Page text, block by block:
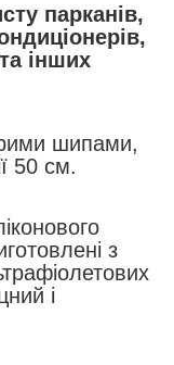
парканів,
інших
шипами,
50 см.
з
і